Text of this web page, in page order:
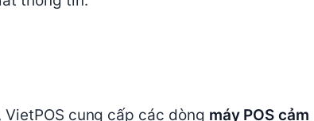
cung cấp các dòng máy POS cảm